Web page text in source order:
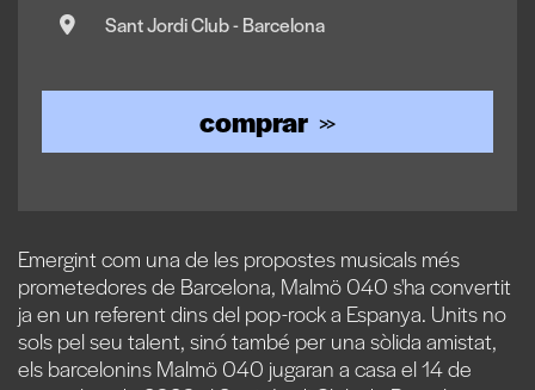
Sant Jordi Club - Barcelona
comprar >>
Emergint com una de les propostes musicals més
prometedores de Barcelona, Malmö 040 s'ha convertit
ja en un referent dins del pop-rock a Espanya. Units no
sols pel seu talent, sinó també per una sòlida amistat,
els barcelonins Malmö 040 jugaran a casa el 14 de